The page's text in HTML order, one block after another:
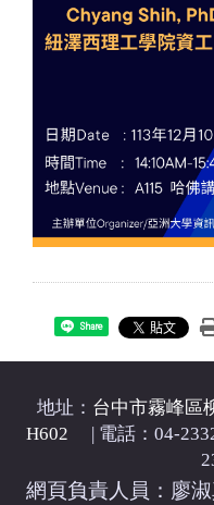
Share
地址： 台中市霧峰區
H602 | 電話：04-
網頁負責人員：廖